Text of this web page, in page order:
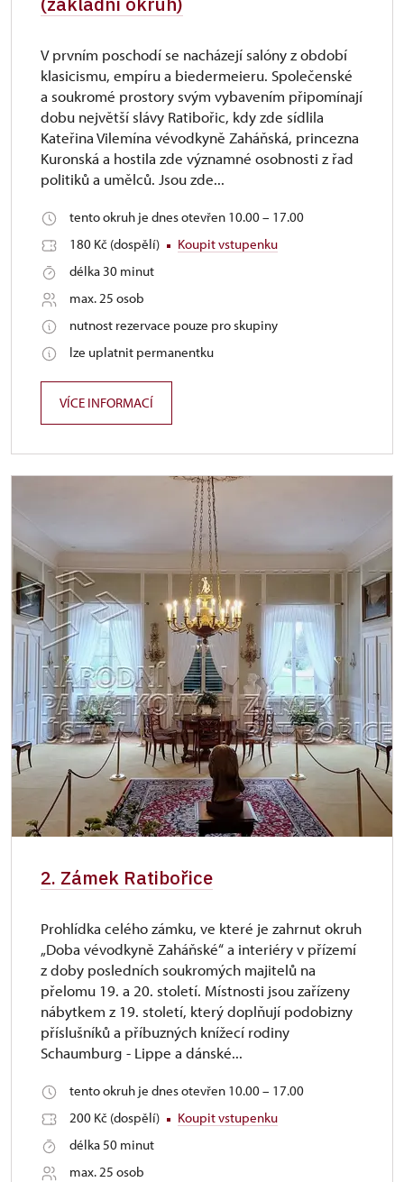
V prvním poschodí se nacházejí salóny z období
klasicismu, empíru a biedermeieru. Společenské
a soukromé prostory svým vybavením připomínají
dobu největší slávy Ratibořic, kdy zde sídlila
Kateřina Vilemína vévodkyně Zaháňská, princezna
Kuronská a hostila zde významné osobnosti z řad
politiků a umělců. Jsou zde...
tento okruh je dnes otevřen 10.00 – 17.00
180 Kč (dospělí)
Koupit vstupenku
délka 30 minut
max. 25 osob
nutnost rezervace pouze pro skupiny
lze uplatnit permanentku
VÍCE INFORMACÍ
2. Zámek Ratibořice
Prohlídka celého zámku, ve které je zahrnut okruh
„Doba vévodkyně Zaháňské“ a interiéry v přízemí
z doby posledních soukromých majitelů na
přelomu 19. a 20. století. Místnosti jsou zařízeny
nábytkem z 19. století, který doplňují podobizny
příslušníků a příbuzných knížecí rodiny
Schaumburg - Lippe a dánské...
tento okruh je dnes otevřen 10.00 – 17.00
200 Kč (dospělí)
Koupit vstupenku
délka 50 minut
max. 25 osob